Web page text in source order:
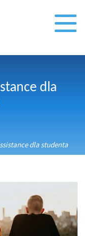
dla
dla studenta